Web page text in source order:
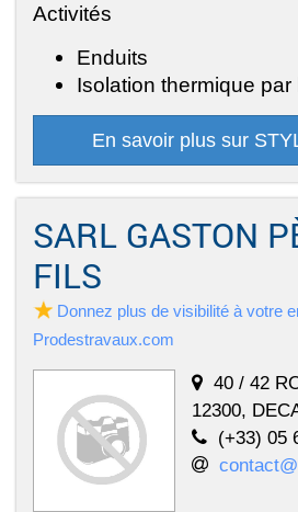
Activités
Enduits
Isolation thermique par
En savoir plus sur
SARL GASTON
FILS
Donnez plus de visibilité à votre
Prodestravaux.com
40 / 42
12300,
(+33) 05